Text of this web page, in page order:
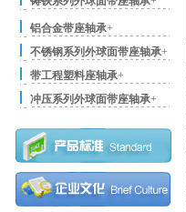
铝合金带座轴承+
不锈钢系列外球面带座轴承+
带工程塑料座轴承+
冲压系列外球面带座轴承+